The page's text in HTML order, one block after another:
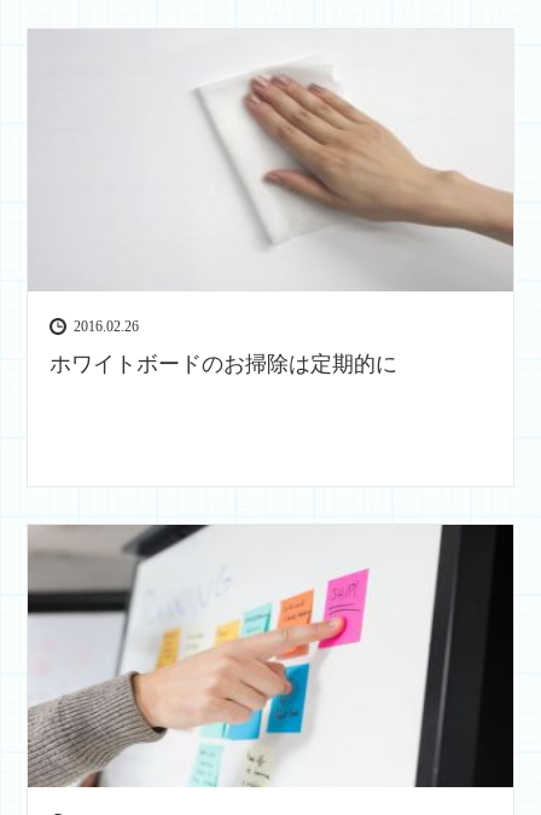
2016.02.26
ホワイトボードのお掃除は定期的に